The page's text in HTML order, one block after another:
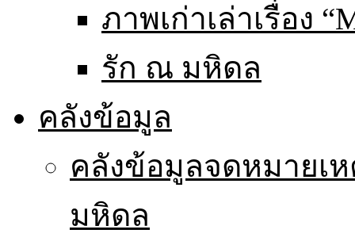
ภาพเก่าเล่าเรื่อง
รัก ณ มหิดล
คลังข้อมูล
คลังข้อมูลจดหมาย
มหิดล